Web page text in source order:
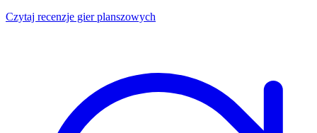
Czytaj recenzje gier planszowych